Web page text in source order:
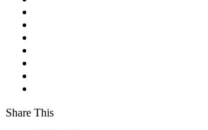
Share This